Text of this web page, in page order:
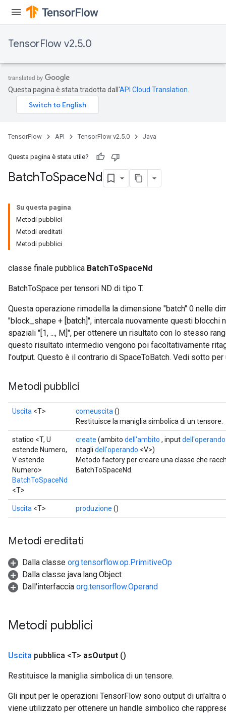
TensorFlow v2.5.0
Questa pagina è stata tradotta dall'API Cloud Translation
TensorFlow API TensorFlow v2.5.0 Java
Questa pagina è stata utile?
BatchToSpaceNd
Su questa pagina
Metodi pubblici
Metodi ereditati
Metodi pubblici
classe finale pubblica BatchToSpaceNd
BatchToSpace per tensori ND di tipo T.
Questa operazione rimodella la dimensione "batch" 0 nelle
"block_shape + [batch]", intercala nuovamente questi
spaziali "[1, ..., M]", per ottenere un risultato con lo stesso
questo risultato intermedio vengono poi facoltativamente
l'output. Questo è il contrario di SpaceToBatch. Vedi sotto
Metodi pubblici
Uscita <T> comeuscita ()
Restituisce la maniglia simbolica di un tensore.
statico <T, U
estende Numero,
V estende
Numero>
BatchToSpaceNd
<T>
create (ambito dell'ambito , inputdell'operando
ritagli dell'operando <V>)
Metodo factory per creare una classe che
BatchToSpaceNd.
Uscita <T> produzione ()
Metodi ereditati
Dalla classe org.tensorflow.op.PrimitiveOp
Dalla classe java.lang.Object
Dall'interfaccia org.tensorflow.Operand
Metodi pubblici
Uscita pubblica <T> asOutput ()
Restituisce la maniglia simbolica di un tensore.
Gli input per le operazioni TensorFlow sono output di un'altra
viene utilizzato per ottenere un handle simbolico che